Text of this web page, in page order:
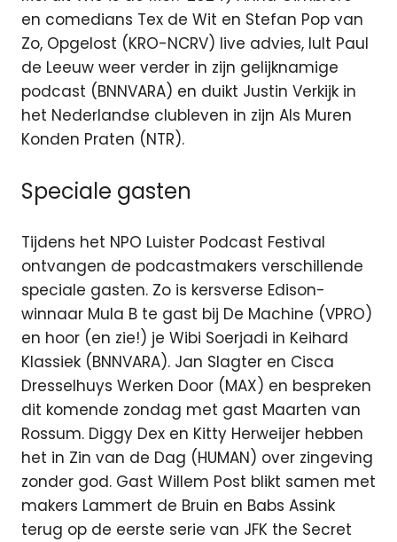
en comedians Tex de Wit en Stefan Pop van
Zo, Opgelost (KRO-NCRV) live advies, lult Paul
de Leeuw weer verder in zijn gelijknamige
podcast (BNNVARA) en duikt Justin Verkijk in
het Nederlandse clubleven in zijn Als Muren
Konden Praten (NTR).
Speciale gasten
Tijdens het NPO Luister Podcast Festival
ontvangen de podcastmakers verschillende
speciale gasten. Zo is kersverse Edison-
winnaar Mula B te gast bij De Machine (VPRO)
en hoor (en zie!) je Wibi Soerjadi in Keihard
Klassiek (BNNVARA). Jan Slagter en Cisca
Dresselhuys Werken Door (MAX) en bespreken
dit komende zondag met gast Maarten van
Rossum. Diggy Dex en Kitty Herweijer hebben
het in Zin van de Dag (HUMAN) over zingeving
zonder god. Gast Willem Post blikt samen met
makers Lammert de Bruin en Babs Assink
terug op de eerste serie van JFK the Secret